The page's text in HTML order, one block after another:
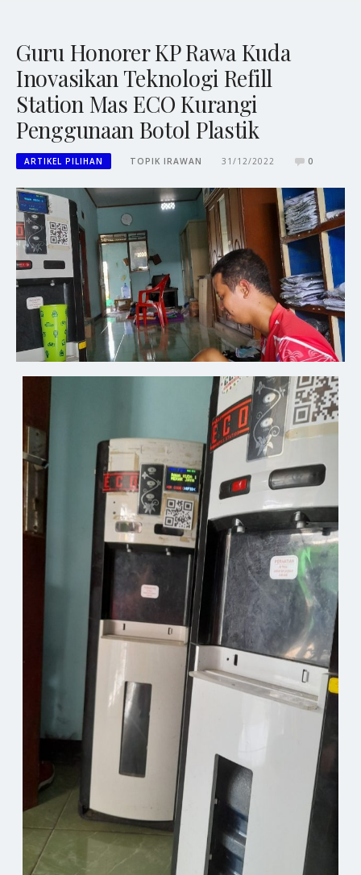
Guru Honorer KP Rawa Kuda
Inovasikan Teknologi Refill
Station Mas ECO Kurangi
Penggunaan Botol Plastik
ARTIKEL PILIHAN TOPIK IRAWAN 31/12/2022 0